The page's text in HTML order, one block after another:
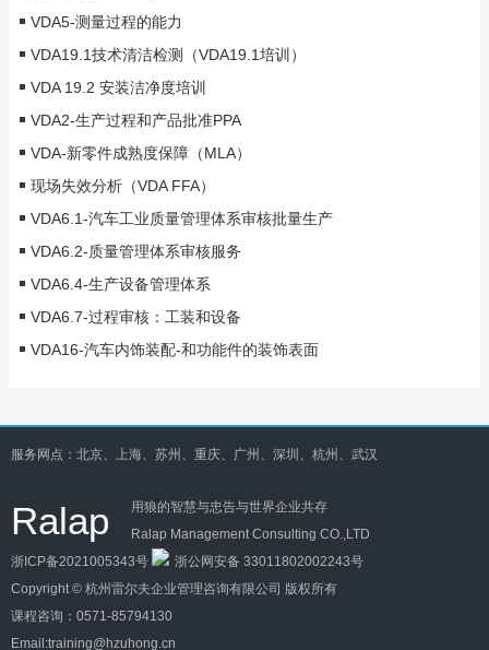
VDA5-测量过程的能力
VDA19.1技术清洁检测（VDA19.1培训）
VDA 19.2 安装洁净度培训
VDA2-生产过程和产品批准PPA
VDA-新零件成熟度保障（MLA）
现场失效分析（VDA FFA）
VDA6.1-汽车工业质量管理体系审核批量生产
VDA6.2-质量管理体系审核服务
VDA6.4-生产设备管理体系
VDA6.7-过程审核：工装和设备
VDA16-汽车内饰装配-和功能件的装饰表面
服务网点：北京、上海、苏州、重庆、广州、深圳、杭州、武汉
Ralap
用狼的智慧与忠告与世界企业共存
Ralap Management Consulting CO.,LTD
浙ICP备2021005343号
浙公网安备 33011802002243号
Copyright © 杭州雷尔夫企业管理咨询有限公司 版权所有
课程咨询： 0571-85794130
Email:training@hzuhong.cn